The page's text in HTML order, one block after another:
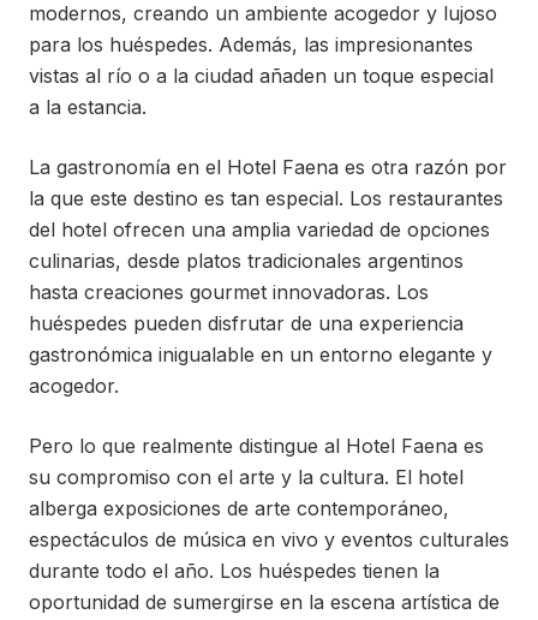
modernos, creando un ambiente acogedor y lujoso
para los huéspedes. Además, las impresionantes
vistas al río o a la ciudad añaden un toque especial
a la estancia.
La gastronomía en el Hotel Faena es otra razón por
la que este destino es tan especial. Los restaurantes
del hotel ofrecen una amplia variedad de opciones
culinarias, desde platos tradicionales argentinos
hasta creaciones gourmet innovadoras. Los
huéspedes pueden disfrutar de una experiencia
gastronómica inigualable en un entorno elegante y
acogedor.
Pero lo que realmente distingue al Hotel Faena es
su compromiso con el arte y la cultura. El hotel
alberga exposiciones de arte contemporáneo,
espectáculos de música en vivo y eventos culturales
durante todo el año. Los huéspedes tienen la
oportunidad de sumergirse en la escena artística de